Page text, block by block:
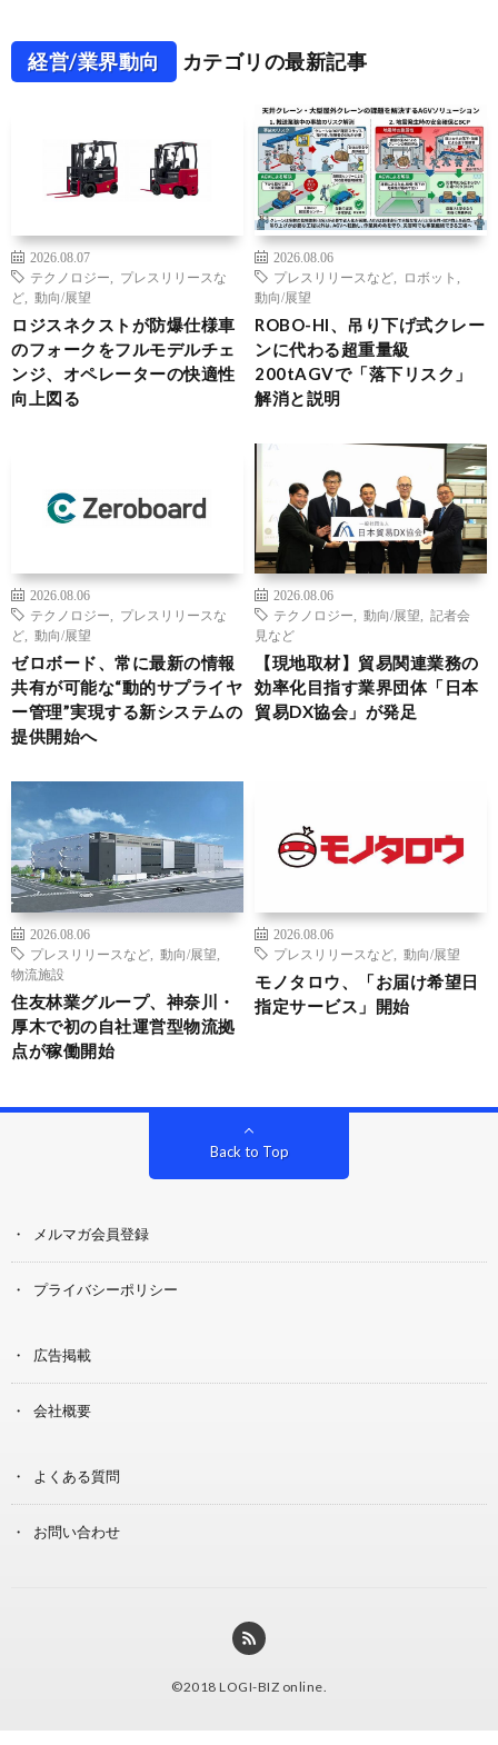
経営/業界動向 カテゴリの最新記事
2026.08.07
テクノロジー
プレスリリースな
ど
動向/展望
ロジスネクストが防爆仕様車
のフォークをフルモデルチェ
ンジ、オペレーターの快適性
向上図る
2026.08.06
プレスリリースなど
ロボット
動向/展望
ROBO-HI、吊り下げ式クレー
ンに代わる超重量級
200tAGVで「落下リスク」
解消と説明
2026.08.06
テクノロジー
プレスリリースな
ど
動向/展望
ゼロボード、常に最新の情報
共有が可能な“動的サプライヤ
ー管理”実現する新システムの
提供開始へ
2026.08.06
テクノロジー
動向/展望
記者会
見など
【現地取材】貿易関連業務の
効率化目指す業界団体「日本
貿易DX協会」が発足
2026.08.06
プレスリリースなど
動向/展望
物流施設
住友林業グループ、神奈川・
厚木で初の自社運営型物流拠
点が稼働開始
2026.08.06
プレスリリースなど
動向/展望
モノタロウ、「お届け希望日
指定サービス」開始
Back to Top
メルマガ会員登録
プライバシーポリシー
広告掲載
会社概要
よくある質問
お問い合わせ
©2018 LOGI-BIZ online